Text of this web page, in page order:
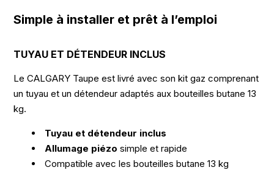
Simple à installer et prêt à l’emploi
TUYAU ET DÉTENDEUR INCLUS
Le CALGARY Taupe est livré avec son kit gaz comprenant
un tuyau et un détendeur adaptés aux bouteilles butane 13
kg.
Tuyau et détendeur inclus
Allumage piézo simple et rapide
Compatible avec les bouteilles butane 13 kg